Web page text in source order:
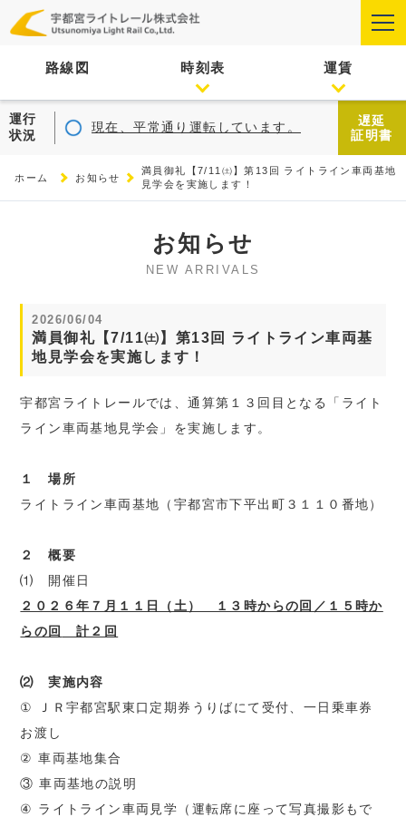
路線図 時刻表 運賃
運行
状況
現在、平常通り運転しています。
遅延
証明書
ホーム お知らせ
満員御礼【7/11㈯】第13回 ライトライン車両基地
見学会を実施します！
お知らせ
NEW ARRIVALS
2026/06/04
満員御礼【7/11㈯】第13回 ライトライン車両基
地見学会を実施します！
宇都宮ライトレールでは、通算第１３回目となる「ライト
ライン車両基地見学会」を実施します。
１ 場所
ライトライン車両基地（宇都宮市下平出町３１１０番地）
２ 概要
⑴ 開催日
２０２６年７月１１日（土） １３時からの回／１５時か
らの回
計２回
⑵ 実施内容
① ＪＲ宇都宮駅東口定期券うりばにて受付、一日乗車券
お渡し
② 車両基地集合
③ 車両基地の説明
④ ライトライン車両見学（運転席に座って写真撮影もで